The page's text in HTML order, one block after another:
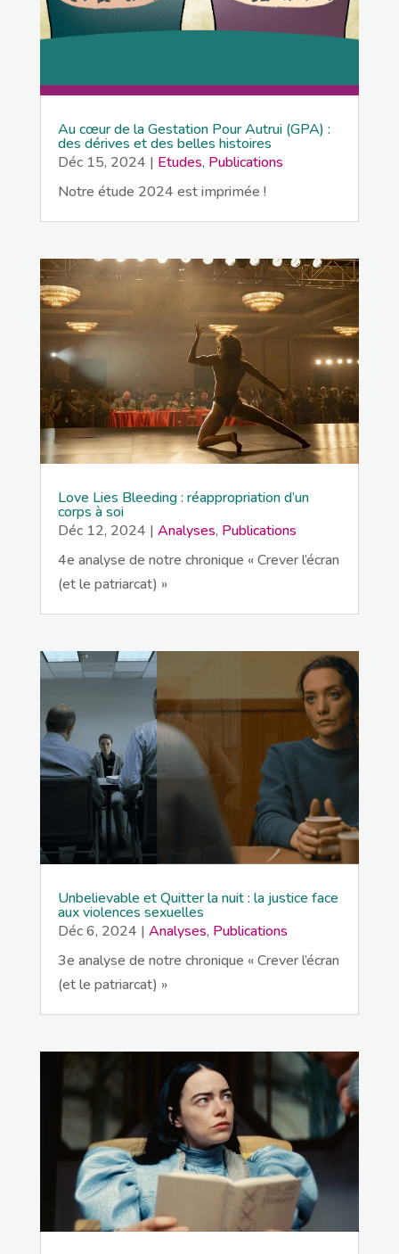
Au cœur de la Gestation Pour Autrui (GPA) :
des dérives et des belles histoires
Déc 15, 2024 | Etudes, Publications
Notre étude 2024 est imprimée !
Love Lies Bleeding : réappropriation d’un
corps à soi
Déc 12, 2024 | Analyses, Publications
4e analyse de notre chronique « Crever l’écran
(et le patriarcat) »
Unbelievable et Quitter la nuit : la justice face
aux violences sexuelles
Déc 6, 2024 | Analyses, Publications
3e analyse de notre chronique « Crever l’écran
(et le patriarcat) »